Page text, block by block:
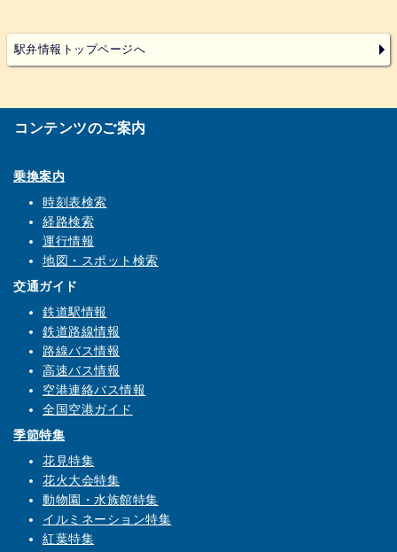
駅弁情報トップページへ
コンテンツのご案内
乗換案内
時刻表検索
経路検索
運行情報
地図・スポット検索
交通ガイド
鉄道駅情報
鉄道路線情報
路線バス情報
高速バス情報
空港連絡バス情報
全国空港ガイド
季節特集
花見特集
花火大会特集
動物園・水族館特集
イルミネーション特集
紅葉特集